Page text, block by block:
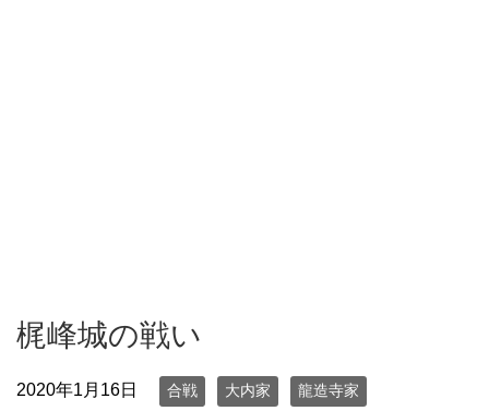
梶峰城の戦い
2020年1月16日 合戦 大内家 龍造寺家